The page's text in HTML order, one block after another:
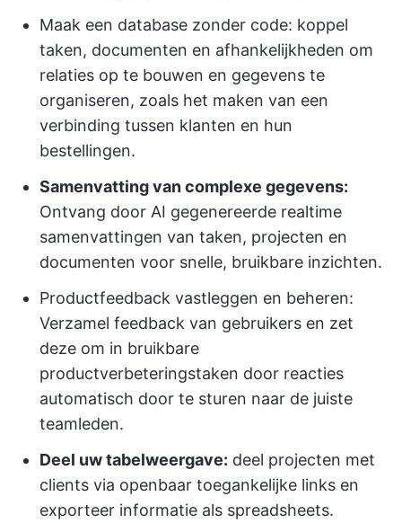
Maak een database zonder code: koppel
taken, documenten en afhankelijkheden om
relaties op te bouwen en gegevens te
organiseren, zoals het maken van een
verbinding tussen klanten en hun
bestellingen.
Samenvatting van complexe gegevens:
Ontvang door AI gegenereerde realtime
samenvattingen van taken, projecten en
documenten voor snelle, bruikbare inzichten.
Productfeedback vastleggen en beheren:
Verzamel feedback van gebruikers en zet
deze om in bruikbare
productverbeteringstaken door reacties
automatisch door te sturen naar de juiste
teamleden.
Deel uw tabelweergave: deel projecten met
clients via openbaar toegankelijke links en
exporteer informatie als spreadsheets.